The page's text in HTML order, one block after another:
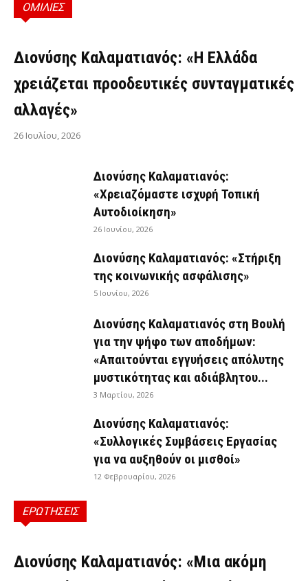
ΟΜΙΛΙΕΣ
ΟΜΙΛΊΕΣ
Διονύσης Καλαματιανός: «Η Ελλάδα
χρειάζεται προοδευτικές συνταγματικές
αλλαγές»
26 Ιουλίου, 2026
Διονύσης Καλαματιανός:
«Χρειαζόμαστε ισχυρή Τοπική
Αυτοδιοίκηση»
26 Ιουνίου, 2026
Διονύσης Καλαματιανός: «Στήριξη
της κοινωνικής ασφάλισης»
5 Ιουνίου, 2026
Διονύσης Καλαματιανός στη Βουλή
για την ψήφο των αποδήμων:
«Απαιτούνται εγγυήσεις απόλυτης
μυστικότητας και αδιάβλητου...
3 Μαρτίου, 2026
Διονύσης Καλαματιανός:
«Συλλογικές Συμβάσεις Εργασίας
για να αυξηθούν οι μισθοί»
12 Φεβρουαρίου, 2026
ΕΡΩΤΗΣΕΙΣ
ΕΡΩΤΉΣΕΙΣ
Διονύσης Καλαματιανός: «Μια ακόμη